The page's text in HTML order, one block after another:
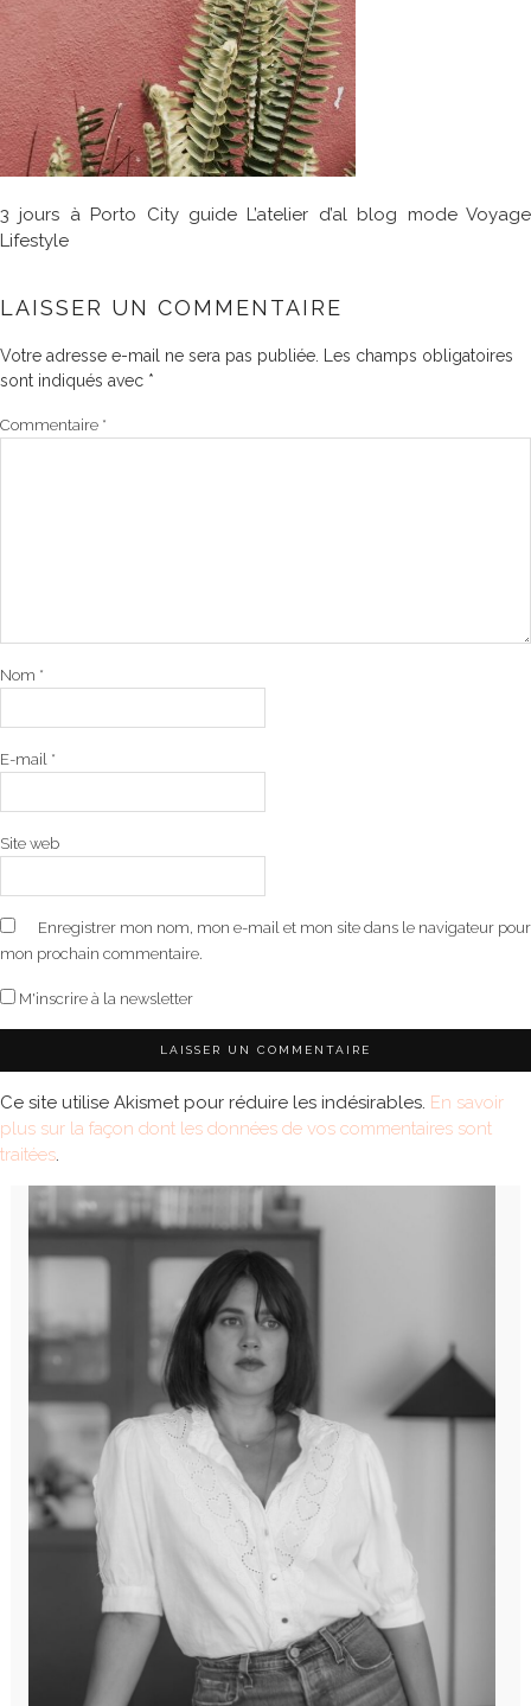
3 jours à Porto City guide L’atelier d’al blog mode Voyage
Lifestyle
LAISSER UN COMMENTAIRE
Votre adresse e-mail ne sera pas publiée.
Les champs obligatoires
sont indiqués avec *
Commentaire *
Nom *
E-mail *
Site web
Enregistrer mon nom, mon e-mail et mon site dans le navigateur pour
mon prochain commentaire.
M'inscrire à la newsletter
Ce site utilise Akismet pour réduire les indésirables. En savoir
plus sur la façon dont les données de vos commentaires sont
traitées.